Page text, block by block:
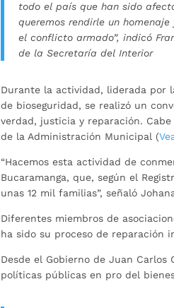
todo el país que han sido
queremos rendirle un
el conflicto armado”, indicó
de la Secretaría del Interior
Durante la actividad, liderada por
de bioseguridad, se realizó un
verdad, justicia y reparación.
de la Administración Municipal (
“Hacemos esta actividad de
Bucaramanga, que, según el
unas 12 mil familias”, señaló
Diferentes miembros de
ha sido su proceso de reparación
Desde el Gobierno de Juan
políticas públicas en pro del